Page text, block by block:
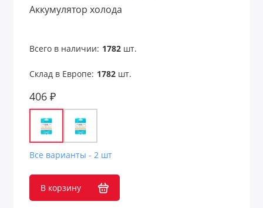
Сумки-мешки
Сумки-холодильники
Сумки-шопперы
Чемоданы
Чехлы для бутылок
Чехлы для галстуков
Аккумулятор холода
Всего в наличии: 1782шт.
Склад в Европе: 1782шт.
406 ₽
Все варианты - 2 шт
В корзину